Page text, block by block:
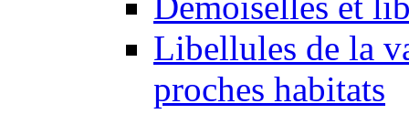
Libellules de la
proches habitats